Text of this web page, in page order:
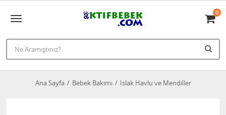
0
Ana Sayfa Bebek Bakımı Islak Havlu ve Mendiller